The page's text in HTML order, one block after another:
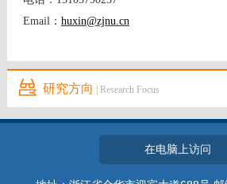
Email： huxin@zjnu.cn
研究方向 | Research Focus
在电脑上访问